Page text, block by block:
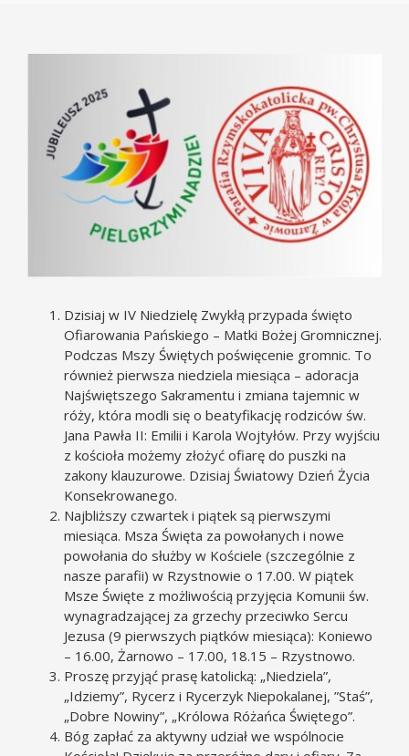
obrazek
Dzisiaj w IV Niedzielę Zwykłą przypada święto
Ofiarowania Pańskiego – Matki Bożej Gromnicznej.
Podczas Mszy Świętych poświęcenie gromnic. To
również pierwsza niedziela miesiąca – adoracja
Najświętszego Sakramentu i zmiana tajemnic w
róży, która modli się o beatyfikację rodziców św.
Jana Pawła II: Emilii i Karola Wojtyłów. Przy wyjściu
z kościoła możemy złożyć ofiarę do puszki na
zakony klauzurowe. Dzisiaj Światowy Dzień Życia
Konsekrowanego.
Najbliższy czwartek i piątek są pierwszymi
miesiąca. Msza Święta za powołanych i nowe
powołania do służby w Kościele (szczególnie z
nasze parafii) w Rzystnowie o 17.00. W piątek
Msze Święte z możliwością przyjęcia Komunii św.
wynagradzającej za grzechy przeciwko Sercu
Jezusa (9 pierwszych piątków miesiąca): Koniewo
– 16.00, Żarnowo – 17.00, 18.15 – Rzystnowo.
Proszę przyjąć prasę katolicką: „Niedziela”,
„Idziemy”, Rycerz i Rycerzyk Niepokalanej, ”Staś”,
„Dobre Nowiny”, „Królowa Różańca Świętego”.
Bóg zapłać za aktywny udział we wspólnocie